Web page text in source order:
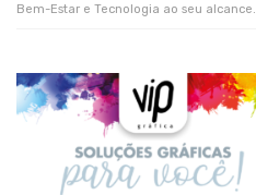
Bem-Estar e Tecnologia ao seu alcance.